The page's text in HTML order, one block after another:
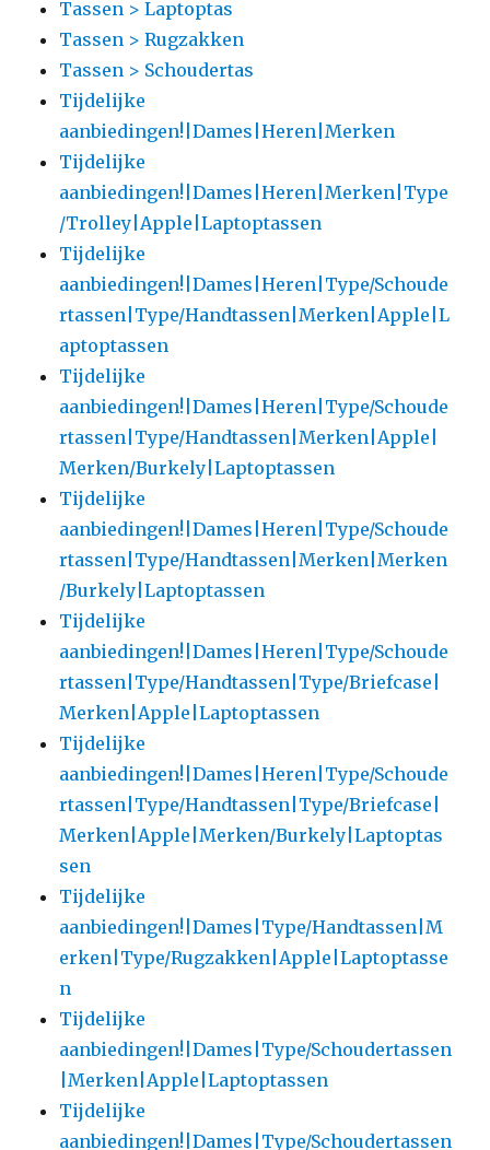
Tassen > Laptoptas
Tassen > Rugzakken
Tassen > Schoudertas
Tijdelijke
aanbiedingen!|Dames|Heren|Merken
Tijdelijke
aanbiedingen!|Dames|Heren|Merken|Type
/Trolley|Apple|Laptoptassen
Tijdelijke
aanbiedingen!|Dames|Heren|Type/Schoude
rtassen|Type/Handtassen|Merken|Apple|L
aptoptassen
Tijdelijke
aanbiedingen!|Dames|Heren|Type/Schoude
rtassen|Type/Handtassen|Merken|Apple|
Merken/Burkely|Laptoptassen
Tijdelijke
aanbiedingen!|Dames|Heren|Type/Schoude
rtassen|Type/Handtassen|Merken|Merken
/Burkely|Laptoptassen
Tijdelijke
aanbiedingen!|Dames|Heren|Type/Schoude
rtassen|Type/Handtassen|Type/Briefcase|
Merken|Apple|Laptoptassen
Tijdelijke
aanbiedingen!|Dames|Heren|Type/Schoude
rtassen|Type/Handtassen|Type/Briefcase|
Merken|Apple|Merken/Burkely|Laptoptas
sen
Tijdelijke
aanbiedingen!|Dames|Type/Handtassen|M
erken|Type/Rugzakken|Apple|Laptoptasse
n
Tijdelijke
aanbiedingen!|Dames|Type/Schoudertassen
|Merken|Apple|Laptoptassen
Tijdelijke
aanbiedingen!|Dames|Type/Schoudertassen